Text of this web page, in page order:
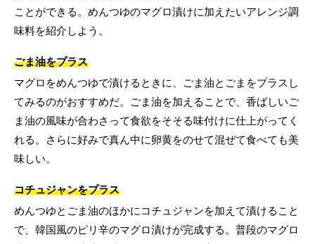
ことができる。めんつゆのマグロ漬けに加えたいアレンジ調
味料を紹介しよう。
ごま油をプラス
マグロをめんつゆで漬けるときに、ごま油とごまをプラスし
てみるのがおすすめだ。ごま油を加えることで、香ばしいご
ま油の風味が合わさって食欲をそそる味付けに仕上がってく
れる。さらに好みで真ん中に卵黄をのせて混ぜて食べても美
味しい。
コチュジャンをプラス
めんつゆとごま油のほかにコチュジャンを加えて漬けること
で、韓国風のピリ辛のマグロ漬けが完成する。普段のマグロ